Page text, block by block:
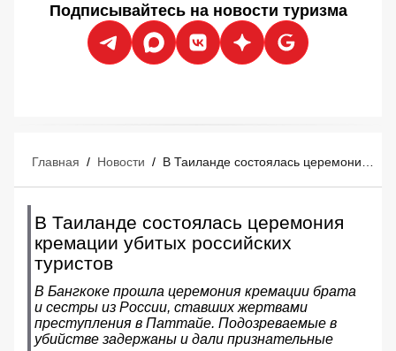
Подписывайтесь на новости туризма
Главная / Новости /
В Таиланде состоялась церемония
кремации убитых российских
туристов
В Бангкоке прошла церемония кремации брата
и сестры из России, ставших жертвами
преступления в Паттайе. Подозреваемые в
убийстве задержаны и дали признательные